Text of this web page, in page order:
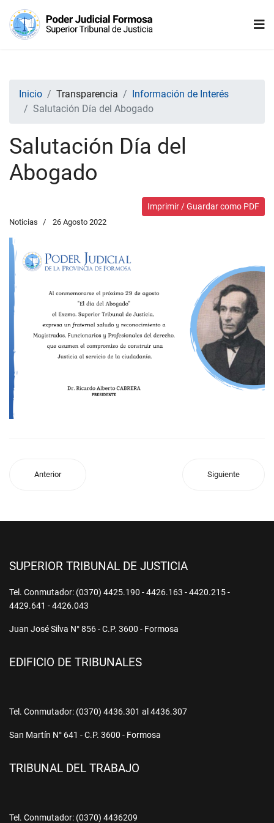
Inicio Transparencia
Información de Interés
Salutación Día del Abogado
Salutación Día del
Abogado
Imprimir / Guardar como PDF
Noticias 26 Agosto 2022
Anterior Siguiente
SUPERIOR TRIBUNAL DE JUSTICIA
Tel. Conmutador: (0370) 4425.190 - 4426.163 - 4420.215 -
4429.641 - 4426.043
Juan José Silva N° 856 - C.P. 3600 - Formosa
EDIFICIO DE TRIBUNALES
Tel. Conmutador: (0370) 4436.301 al 4436.307
San Martín N° 641 - C.P. 3600 - Formosa
TRIBUNAL DEL TRABAJO
Tel. Conmutador: (0370) 4436209